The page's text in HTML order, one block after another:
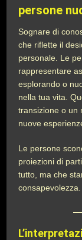
persone
Sognare di
che riflette il
personale. Le
rappresentare
esplorando o
nella tua vita.
transizione o un
nuove
Le persone
proiezioni di
tutto, ma che
consapevolezza.